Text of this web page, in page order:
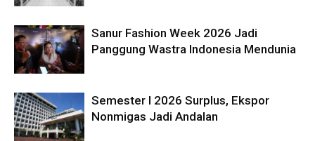
Sanur Fashion Week 2026 Jadi
Panggung Wastra Indonesia Mendunia
Semester I 2026 Surplus, Ekspor
Nonmigas Jadi Andalan